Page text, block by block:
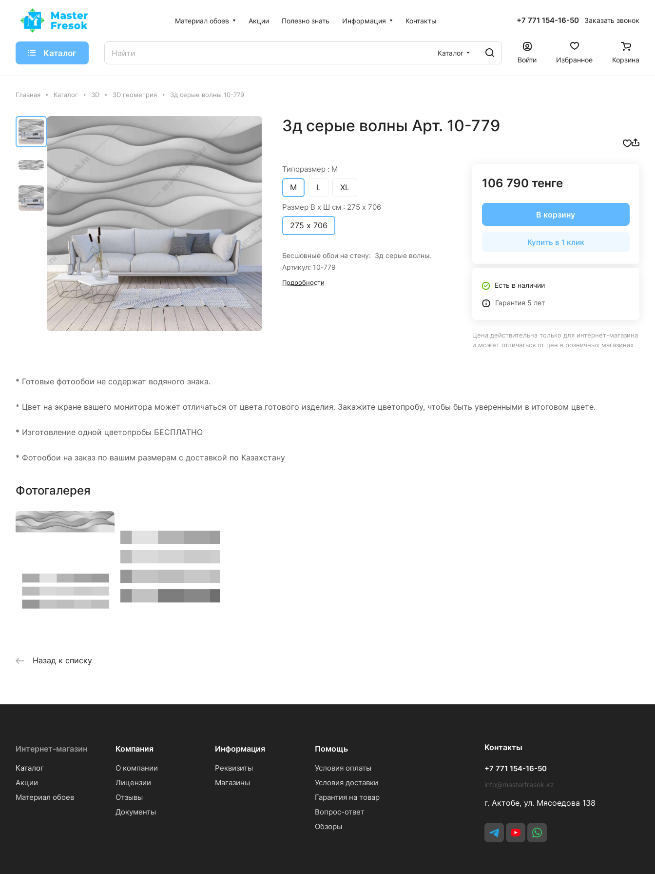
Материал обоев Акции Полезно знать Информация Контакты +7 771 154-16-50 Заказать звонок
Каталог
Каталог
Войти
Избранное Корзина
Главная Каталог 3D 3D геометрия 3д серые волны 10-779
3д серые волны Арт. 10-779
Типоразмер : M
M L XL
Размер В х Ш см : 275 х 706
275 х 706
Бесшовные обои на стену: 3д серые волны.
Артикул: 10-779
Подробности
106 790 тенге
В корзину
Купить в 1 клик
Есть в наличии
Гарантия 5 лет
Цена действительна только для интернет-магазина
и может отличаться от цен в розничных магазинах
* Готовые фотообои не содержат водяного знака.
* Цвет на экране вашего монитора может отличаться от цвета готового изделия. Закажите цветопробу, чтобы быть уверенными в итоговом цвете.
* Изготовление одной цветопробы БЕСПЛАТНО
* Фотообои на заказ по вашим размерам с доставкой по Казахстану
Фотогалерея
Назад к списку
Интернет-магазин
Каталог
Акции
Материал обоев
Компания
О компании
Лицензии
Отзывы
Документы
Информация
Реквизиты
Магазины
Помощь
Условия оплаты
Условия доставки
Гарантия на товар
Вопрос-ответ
Обзоры
Контакты
+7 771 154-16-50
info@masterfresok.kz
г. Актобе, ул. Мясоедова 138